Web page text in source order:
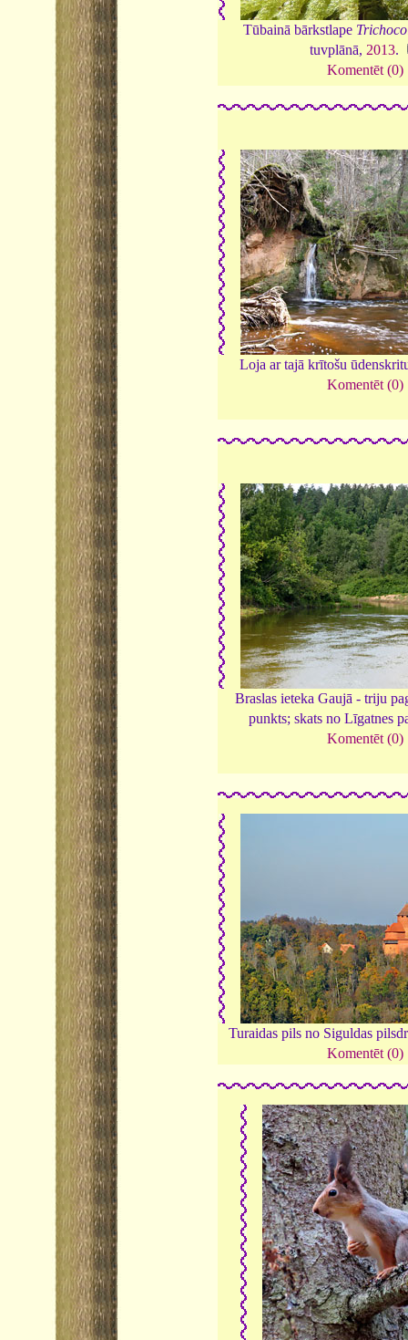
Tūbainā bārkstlape
tuvplānā,2013.
Komentēt (0)
Loja ar tajā krītošu
Komentēt (0)
Braslas ieteka Gaujā - triju
punkts; skats no Līgatnes
Komentēt (0)
Turaidas pils no Siguldas
Komentēt (0)